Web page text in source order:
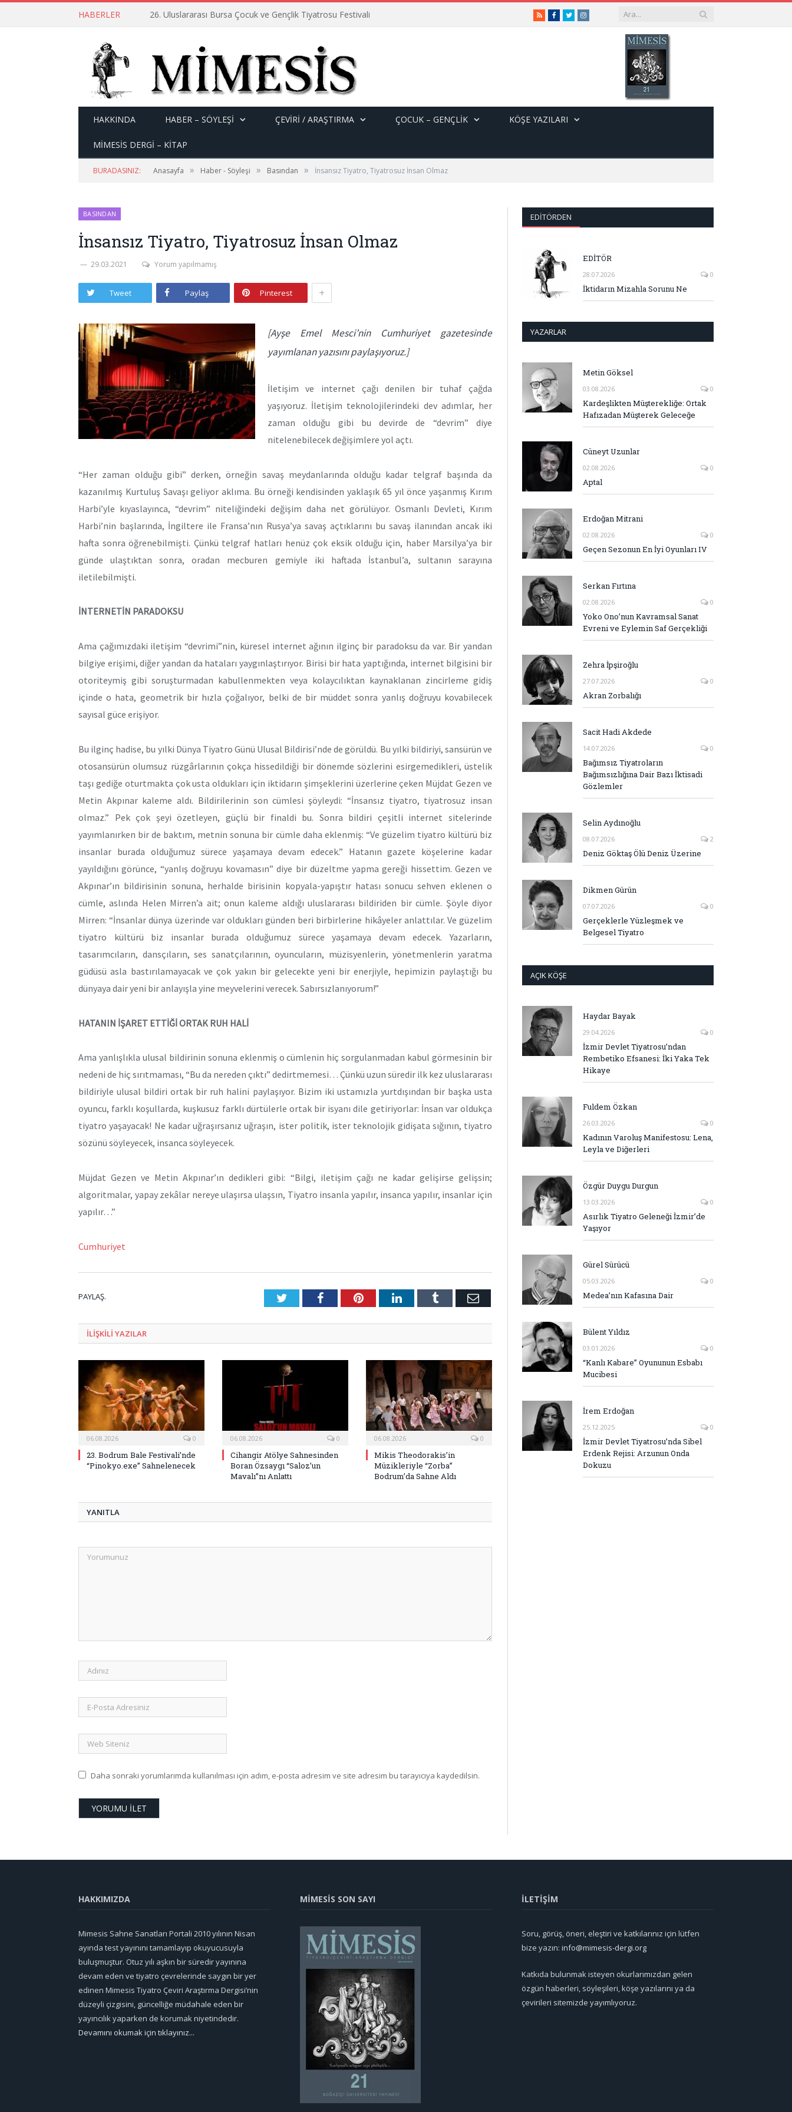
HABERLER 26. Uluslararası Bursa Çocuk ve Gençlik Tiyatrosu Festivali RSSFacebook
TwitterInstagram
HAKKINDA HABER – SÖYLEŞI ÇEVİRİ / ARAŞTIRMA ÇOCUK – GENÇLIK KÖŞE YAZILARI
MİMESİS DERGİ – KİTAP
BURADASINIZ: Anasayfa » Haber - Söyleşi » Basından » İnsansız Tiyatro, Tiyatrosuz İnsan Olmaz
BASINDAN
İnsansız Tiyatro, Tiyatrosuz İnsan Olmaz
29.03.2021 Yorum yapılmamış
Tweet Paylaş Pinterest +
[Ayşe Emel Mesci’nin Cumhuriyet gazetesinde
yayımlanan yazısını paylaşıyoruz.]
İletişim ve internet çağı denilen bir tuhaf çağda
yaşıyoruz. İletişim teknolojilerindeki dev adımlar, her
zaman olduğu gibi bu devirde de “devrim” diye
nitelenebilecek değişimlere yol açtı.
“Her zaman olduğu gibi” derken, örneğin savaş meydanlarında olduğu kadar telgraf başında da
kazanılmış Kurtuluş Savaşı geliyor aklıma. Bu örneği kendisinden yaklaşık 65 yıl önce yaşanmış Kırım
Harbi’yle kıyaslayınca, “devrim” niteliğindeki değişim daha net görülüyor. Osmanlı Devleti, Kırım
Harbi’nin başlarında, İngiltere ile Fransa’nın Rusya’ya savaş açtıklarını bu savaş ilanından ancak iki
hafta sonra öğrenebilmişti. Çünkü telgraf hatları henüz çok eksik olduğu için, haber Marsilya’ya bir
günde ulaştıktan sonra, oradan mecburen gemiyle iki haftada İstanbul’a, sultanın sarayına
iletilebilmişti.
İNTERNETİN PARADOKSU
Ama çağımızdaki iletişim “devrimi”nin, küresel internet ağının ilginç bir paradoksu da var. Bir yandan
bilgiye erişimi, diğer yandan da hataları yaygınlaştırıyor. Birisi bir hata yaptığında, internet bilgisini bir
otoriteymiş gibi soruşturmadan kabullenmekten veya kolaycılıktan kaynaklanan zincirleme gidiş
içinde o hata, geometrik bir hızla çoğalıyor, belki de bir müddet sonra yanlış doğruyu kovabilecek
sayısal güce erişiyor.
Bu ilginç hadise, bu yılki Dünya Tiyatro Günü Ulusal Bildirisi’nde de görüldü. Bu yılki bildiriyi, sansürün ve
otosansürün olumsuz rüzgârlarının çokça hissedildiği bir dönemde sözlerini esirgemedikleri, üstelik
taşı gediğe oturtmakta çok usta oldukları için iktidarın şimşeklerini üzerlerine çeken Müjdat Gezen ve
Metin Akpınar kaleme aldı. Bildirilerinin son cümlesi şöyleydi: “İnsansız tiyatro, tiyatrosuz insan
olmaz.” Pek çok şeyi özetleyen, güçlü bir finaldi bu. Sonra bildiri çeşitli internet sitelerinde
yayımlanırken bir de baktım, metnin sonuna bir cümle daha eklenmiş: “Ve güzelim tiyatro kültürü biz
insanlar burada olduğumuz sürece yaşamaya devam edecek.” Hatanın gazete köşelerine kadar
yayıldığını görünce, “yanlış doğruyu kovamasın” diye bir düzeltme yapma gereği hissettim. Gezen ve
Akpınar’ın bildirisinin sonuna, herhalde birisinin kopyala-yapıştır hatası sonucu sehven eklenen o
cümle, aslında Helen Mirren’a ait; onun kaleme aldığı uluslararası bildiriden bir cümle. Şöyle diyor
Mirren: “İnsanlar dünya üzerinde var oldukları günden beri birbirlerine hikâyeler anlattılar. Ve güzelim
tiyatro kültürü biz insanlar burada olduğumuz sürece yaşamaya devam edecek. Yazarların,
tasarımcıların, dansçıların, ses sanatçılarının, oyuncuların, müzisyenlerin, yönetmenlerin yaratma
güdüsü asla bastırılamayacak ve çok yakın bir gelecekte yeni bir enerjiyle, hepimizin paylaştığı bu
dünyaya dair yeni bir anlayışla yine meyvelerini verecek. Sabırsızlanıyorum!”
HATANIN İŞARET ETTİĞİ ORTAK RUH HALİ
Ama yanlışlıkla ulusal bildirinin sonuna eklenmiş o cümlenin hiç sorgulanmadan kabul görmesinin bir
nedeni de hiç sırıtmaması, “Bu da nereden çıktı” dedirtmemesi… Çünkü uzun süredir ilk kez uluslararası
bildiriyle ulusal bildiri ortak bir ruh halini paylaşıyor. Bizim iki ustamızla yurtdışından bir başka usta
oyuncu, farklı koşullarda, kuşkusuz farklı dürtülerle ortak bir isyanı dile getiriyorlar: İnsan var oldukça
tiyatro yaşayacak! Ne kadar uğraşırsanız uğraşın, ister politik, ister teknolojik gidişata sığının, tiyatro
sözünü söyleyecek, insanca söyleyecek.
Müjdat Gezen ve Metin Akpınar’ın dedikleri gibi: “Bilgi, iletişim çağı ne kadar gelişirse gelişsin;
algoritmalar, yapay zekâlar nereye ulaşırsa ulaşsın, Tiyatro insanla yapılır, insanca yapılır, insanlar için
yapılır…”
Cumhuriyet
PAYLAŞ. TwitterFacebookPinterestLinkedInTumblr E-
ILIŞKILI YAZILAR
06.08.2026 0
23. Bodrum Bale Festivali’nde
“Pinokyo.exe” Sahnelenecek
06.08.2026 0
Cihangir Atölye Sahnesinden
Boran Özsaygı “Saloz’un
Mavalı”nı Anlattı
06.08.2026 0
Mikis Theodorakis’in
Müzikleriyle “Zorba”
Bodrum’da Sahne Aldı
YANITLA
Daha sonraki yorumlarımda kullanılması için adım, e-posta adresim ve site adresim bu tarayıcıya kaydedilsin.
EDITÖRDEN
EDİTÖR
28.07.2026 0
İktidarın Mizahla Sorunu Ne
YAZARLAR
Metin Göksel
03.08.2026 0
Kardeşlikten Müşterekliğe: Ortak
Hafızadan Müşterek Geleceğe
Cüneyt Uzunlar
02.08.2026 0
Aptal
Erdoğan Mitrani
02.08.2026 0
Geçen Sezonun En İyi Oyunları IV
Serkan Fırtına
02.08.2026 0
Yoko Ono’nun Kavramsal Sanat
Evreni ve Eylemin Saf Gerçekliği
Zehra İpşiroğlu
27.07.2026 0
Akran Zorbalığı
Sacit Hadi Akdede
14.07.2026 0
Bağımsız Tiyatroların
Bağımsızlığına Dair Bazı İktisadi
Gözlemler
Selin Aydınoğlu
08.07.2026 2
Deniz Göktaş Ölü Deniz Üzerine
Dikmen Gürün
07.07.2026 0
Gerçeklerle Yüzleşmek ve
Belgesel Tiyatro
AÇIK KÖŞE
Haydar Bayak
29.04.2026 0
İzmir Devlet Tiyatrosu’ndan
Rembetiko Efsanesi: İki Yaka Tek
Hikaye
Fuldem Özkan
26.03.2026 0
Kadının Varoluş Manifestosu: Lena,
Leyla ve Diğerleri
Özgür Duygu Durgun
13.03.2026 0
Asırlık Tiyatro Geleneği İzmir’de
Yaşıyor
Gürel Sürücü
05.03.2026 0
Medea’nın Kafasına Dair
Bülent Yıldız
03.01.2026 0
“Kanlı Kabare” Oyununun Esbabı
Mucibesi
İrem Erdoğan
25.12.2025 0
İzmir Devlet Tiyatrosu’nda Sibel
Erdenk Rejisi: Arzunun Onda
Dokuzu
HAKKIMIZDA
Mimesis Sahne Sanatları Portali 2010 yılının Nisan
ayında test yayınını tamamlayıp okuyucusuyla
buluşmuştur. Otuz yılı aşkın bir süredir yayınına
devam eden ve tiyatro çevrelerinde saygın bir yer
edinen Mimesis Tiyatro Çeviri Araştırma Dergisi’nin
düzeyli çizgisini, güncelliğe müdahale eden bir
yayıncılık yaparken de korumak niyetindedir.
Devamını okumak için tıklayınız...
MİMESİS SON SAYI İLETİŞİM
Soru, görüş, öneri, eleştiri ve katkılarınız için lütfen
bize yazın: info@mimesis-dergi.org
Katkıda bulunmak isteyen okurlarımızdan gelen
özgün haberleri, söyleşileri, köşe yazılarını ya da
çevirileri sitemizde yayımlıyoruz.